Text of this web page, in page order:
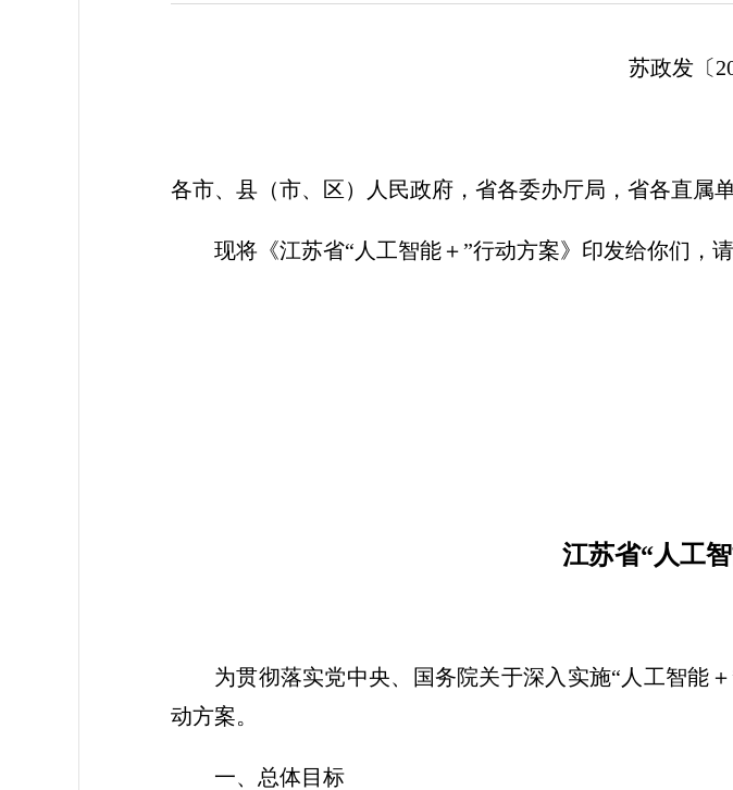
苏政发〔
各市、县（市、区）人民政府，省各委办厅局，省各直属单
现将《江苏省“人工智能＋”行动方案》印发给你们，
江苏省
2025年
江苏省“人工
为贯彻落实党中央、国务院关于深入实施“人工智能
动方案。
一、总体目标